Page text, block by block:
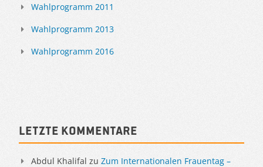
Wahlprogramm 2011
Wahlprogramm 2013
Wahlprogramm 2016
Letzte Kommentare
Abdul Khalifal zu Zum Internationalen Frauentag –